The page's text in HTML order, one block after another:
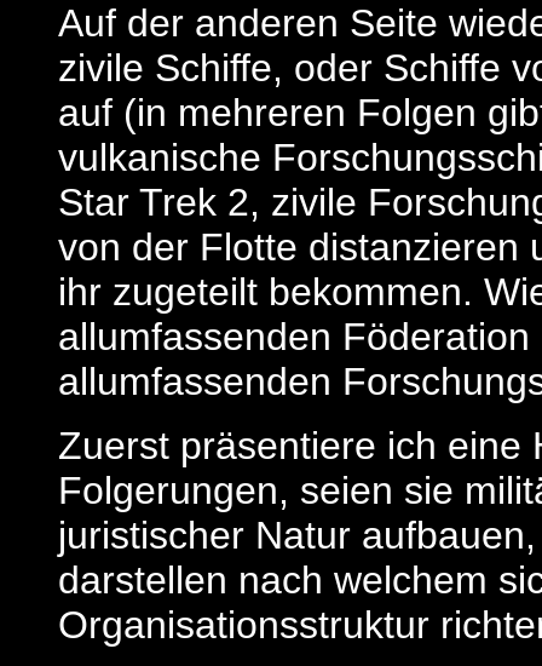
Auf der anderen Seite
zivile Schiffe, oder Schiffe
auf (in mehreren Folgen
vulkanische
Star Trek 2, zivile
von der Flotte distanzieren
ihr zugeteilt bekommen.
allumfassenden
allumfassenden
Zuerst präsentiere ich eine
Folgerungen, seien sie
juristischer Natur
darstellen nach welchem
Organisationsstruktur